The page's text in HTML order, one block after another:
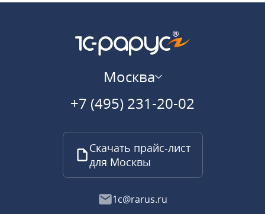
Москва
+7 (495) 231-20-02
Скачать прайс-лист
для Москвы
1c@rarus.ru